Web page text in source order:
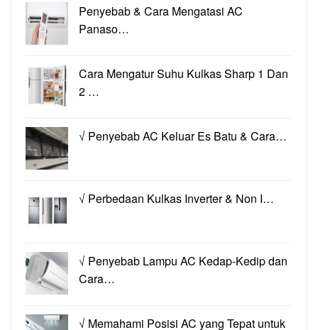
Penyebab & Cara Mengatasi AC
Panaso…
Cara Mengatur Suhu Kulkas Sharp 1 Dan
2 …
√ Penyebab AC Keluar Es Batu & Cara…
√ Perbedaan Kulkas Inverter & Non I…
√ Penyebab Lampu AC Kedap-Kedip dan
Cara…
√ Memahami Posisi AC yang Tepat untuk